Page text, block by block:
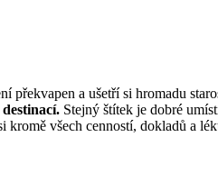
překvapen a ušetří si hromadu
Stejný štítek je dobré
všech cenností, dokladů a